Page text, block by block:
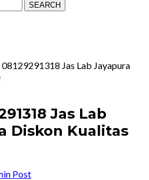
SEARCH
Jas Lab Jayapura
Jas Lab
Diskon Kualitas
Post